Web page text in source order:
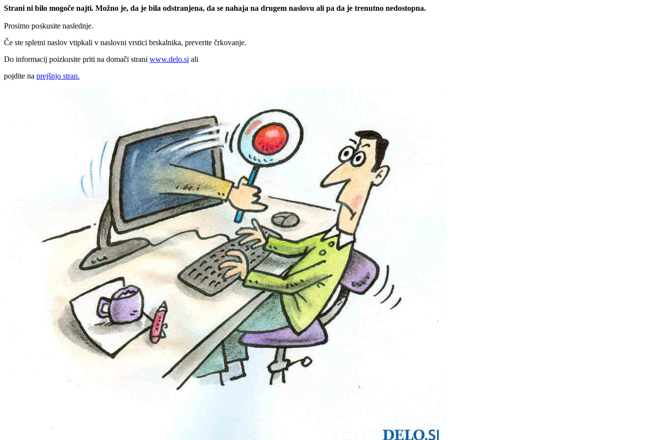
Strani ni bilo mogoče najti. Možno je, da je bila odstranjena, da se nahaja na drugem naslovu ali pa da je trenutno nedostopna.
Prosimo poskusite naslednje.
Če ste spletni naslov vtipkali v naslovni vrstici brskalnika, preverite črkovanje.
Do informacij poizkusite priti na domači strani www.delo.si ali
pojdite na prejšnjo stran.